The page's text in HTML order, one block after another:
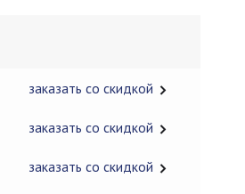
заказать со скидкой
заказать со скидкой
заказать со скидкой